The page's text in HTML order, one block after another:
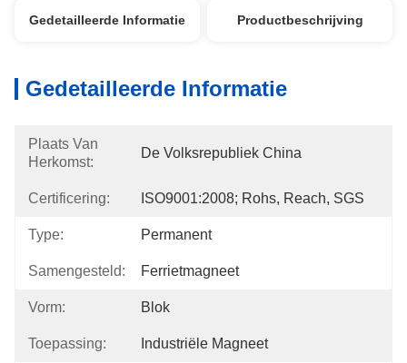
Gedetailleerde Informatie Productbeschrijving
Gedetailleerde Informatie
Plaats Van
Herkomst:
De Volksrepubliek China
Certificering: ISO9001:2008; Rohs, Reach, SGS
Type: Permanent
Samengesteld: Ferrietmagneet
Vorm: Blok
Toepassing: Industriële Magneet